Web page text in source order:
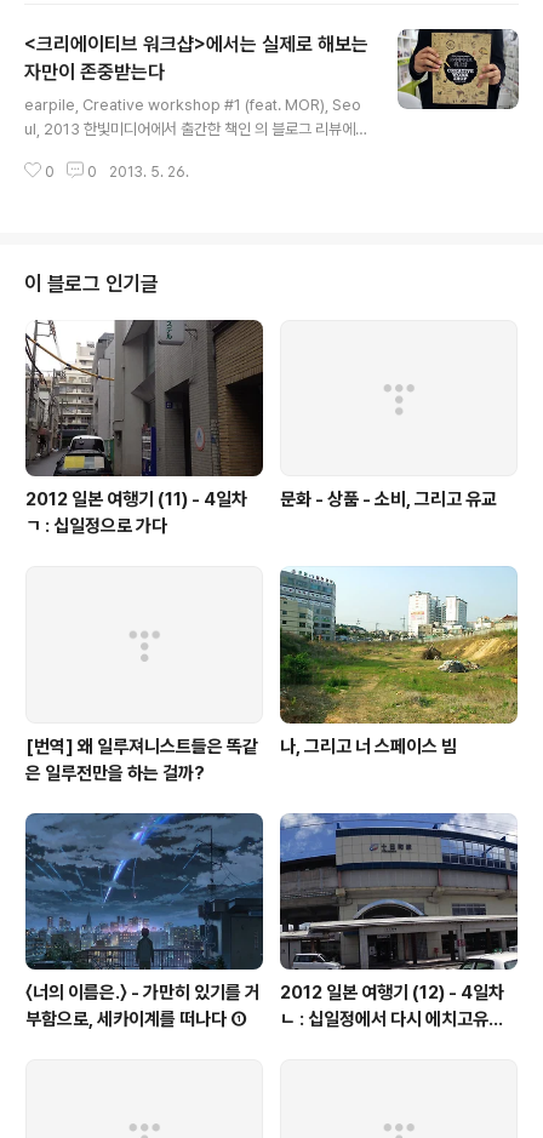
각은 하나였다. "이거 리뷰 제대로 못 쓰는 거 아냐?" 그만
큼 책의 두께가 장난이 아니었다. 700페이지나 되는 글은
글임과 동시에, 순순히 글을 읽기가 두려워지는 정도의 글
이다. 더군다나 첫 페이지부터 이런 글이 있어서 깜짝하고
놀랐다. HTML5의 기본 지식을 습득해야 한다면, (한빛미
<크리에이티브 워크샵>에서는 실제로 해보는
자만이 존중받는다
earpile, Creative workshop #1 (feat. MOR), Seo
ul, 2013 한빛미디어에서 출간한 책인 의 블로그 리뷰에
야기로 시작해 보고자 한다. 책 리뷰를 보러 왔다가 서두부
외스럽게 느껴질지 모르겠지만, 그 책은 한국 예수전도단
초기 때부터 간사로서 사역하셨고, 지금은 예수전도단 동
아시아 책임자로 사역하시는 홍성건 간사님이 쓴 (도서출
판 예수전도단)이었다. 이 책이 가지고 있는 내용은 특별하
다. 이 책은 하나님의 성품을 알아가기 위해서 필요한 것은
하..
0 0 2013. 5. 26.
이 블로그 인기글
2012 일본 여행기 (11) - 4일차
ㄱ : 십일정으로 가다
문화 - 상품 - 소비, 그리고 유교
[번역] 왜 일루져니스트들은 똑같
은 일루전만을 하는 걸까?
나, 그리고 너 스페이스 빔
〈너의 이름은.〉 - 가만히 있기를 거
부함으로, 세카이계를 떠나다 ①
2012 일본 여행기 (12) - 4일차
ㄴ : 십일정에서 다시 에치고유자